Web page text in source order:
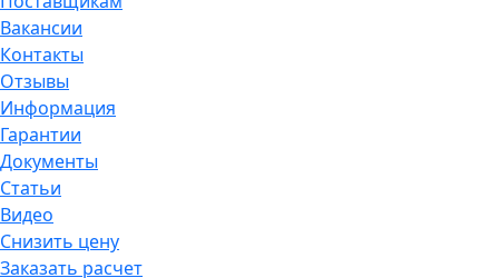
Вакансии
Контакты
Отзывы
Информация
Гарантии
Документы
Статьи
Видео
Снизить цену
Заказать расчет